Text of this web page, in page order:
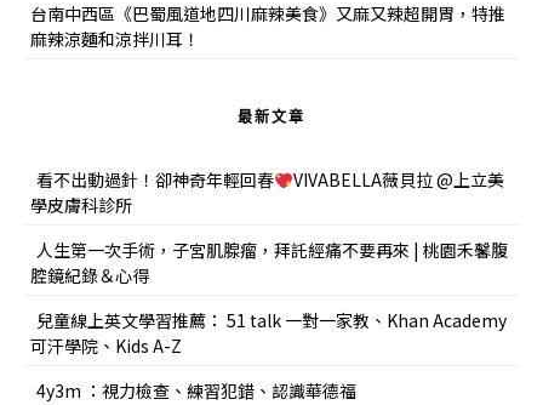
台南中西區《巴蜀風道地四川麻辣美食》又麻又辣超開胃，特推
麻辣涼麵和涼拌川耳！
最新文章
看不出動過針！卻神奇年輕回春
VIVABELLA薇貝拉 @上立美
學皮膚科診所
人生第一次手術，子宮肌腺瘤，拜託經痛不要再來 | 桃園禾馨腹
腔鏡紀錄＆心得
兒童線上英文學習推薦： 51 talk 一對一家教、Khan Academy
可汗學院、Kids A-Z
4y3m ：視力檢查、練習犯錯、認識華德福